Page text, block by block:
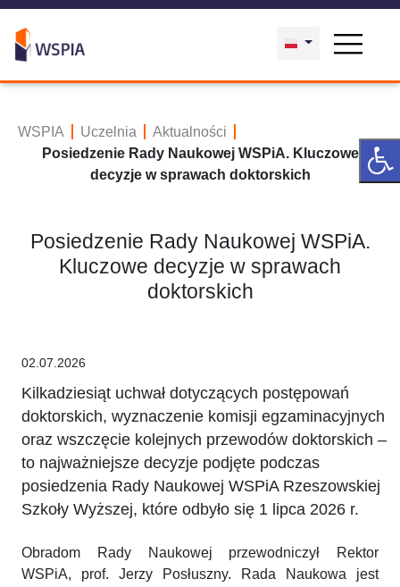
WSPIA Uczelnia
Aktualności
Posiedzenie Rady Naukowej WSPiA. Kluczowe
decyzje w sprawach doktorskich
Posiedzenie Rady Naukowej WSPiA.
Kluczowe decyzje w sprawach
doktorskich
02.07.2026
Kilkadziesiąt uchwał dotyczących postępowań
doktorskich, wyznaczenie komisji egzaminacyjnych
oraz wszczęcie kolejnych przewodów doktorskich –
to najważniejsze decyzje podjęte podczas
posiedzenia Rady Naukowej WSPiA Rzeszowskiej
Szkoły Wyższej, które odbyło się 1 lipca 2026 r.
Obradom Rady Naukowej przewodniczył Rektor
WSPiA, prof. Jerzy Posłuszny. Rada Naukowa jest